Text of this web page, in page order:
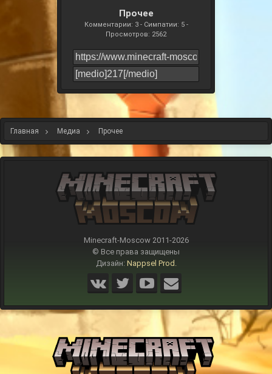
Прочее
Комментарии: 3 - Симпатии: 5 -
Просмотров: 2562
Главная Медиа Прочее
Minecraft-Moscow 2011-2026
© Все права защищены
Дизайн: Nappsel Prod.